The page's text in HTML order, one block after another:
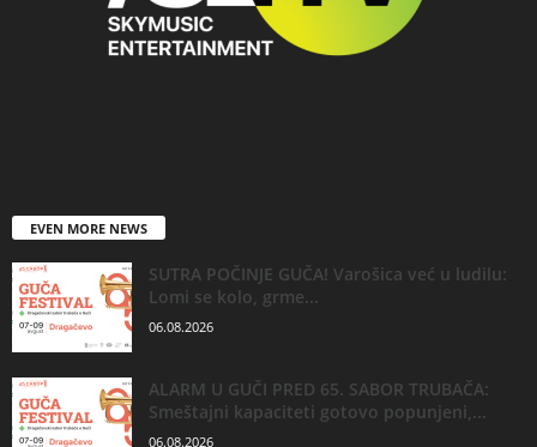
EVEN MORE NEWS
SUTRA POČINJE GUČA! Varošica već u ludilu:
Lomi se kolo, grme...
06.08.2026
ALARM U GUČI PRED 65. SABOR TRUBAČA:
Smeštajni kapaciteti gotovo popunjeni,...
06.08.2026